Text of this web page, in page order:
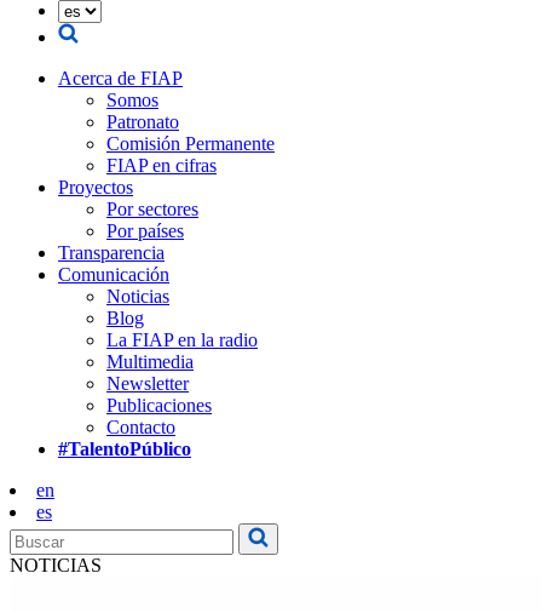
Acerca de FIAP
Somos
Patronato
Comisión Permanente
FIAP en cifras
Proyectos
Por sectores
Por países
Transparencia
Comunicación
Noticias
Blog
La FIAP en la radio
Multimedia
Newsletter
Publicaciones
Contacto
#TalentoPúblico
en
es
NOTICIAS